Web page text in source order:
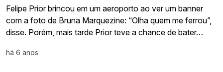
Felipe Prior brincou em um aeroporto ao ver um banner
com a foto de Bruna Marquezine: “Olha quem me ferrou”,
disse. Porém, mais tarde Prior teve a chance de bater…
há 6 anos